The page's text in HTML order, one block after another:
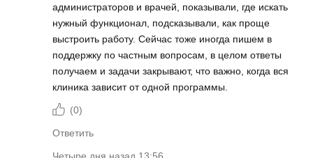
администраторов и врачей, показывали, где искать
нужный функционал, подсказывали, как проще
выстроить работу. Сейчас тоже иногда пишем в
поддержку по частным вопросам, в целом ответы
получаем и задачи закрывают, что важно, когда вся
клиника зависит от одной программы.
(0)
Ответить
Четыре дня назад 13:56